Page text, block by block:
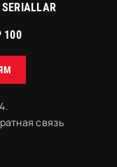
SERIALLAR
100
связь